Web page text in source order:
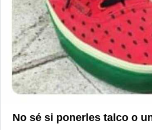
No sé si ponerles talco o